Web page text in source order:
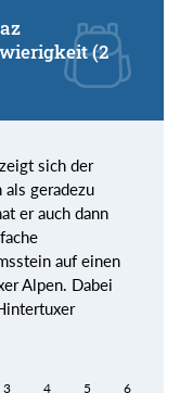
(2
sich der
geradezu
er auch dann
auf einen
Alpen. Dabei
3 4 5 6